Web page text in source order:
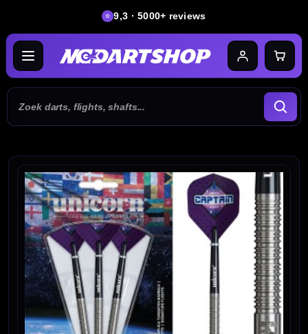
9,3 · 5000+ reviews